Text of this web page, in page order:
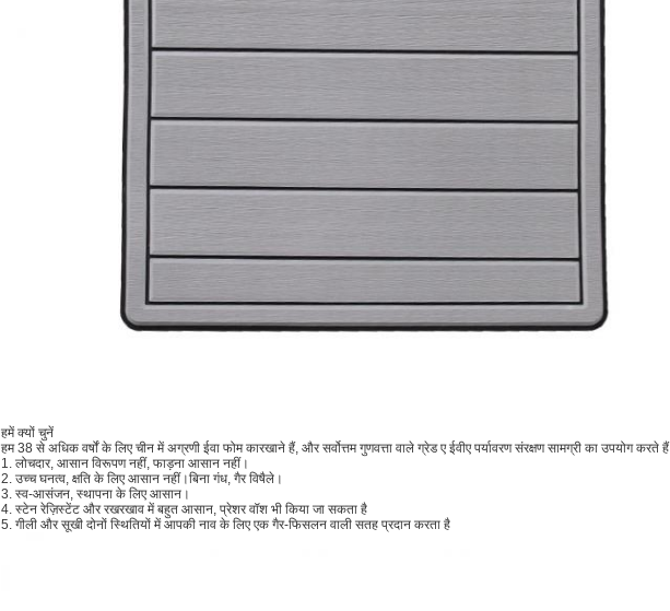
हमें क्यों चुनें
हम 38 से अधिक वर्षों के लिए चीन में अग्रणी ईवा फोम कारखाने हैं, और सर्वोत्तम गुणवत्ता वाले ग्रेड ए ईवीए पर्यावरण संरक्षण सामग्री का उपयोग करते हैं
1. लोचदार, आसान विरूपण नहीं, फाड़ना आसान नहीं।
2. उच्च घनत्व, क्षति के लिए आसान नहीं।बिना गंध, गैर विषैले।
3. स्व-आसंजन, स्थापना के लिए आसान।
4. स्टेन रेज़िस्टेंट और रखरखाव में बहुत आसान, प्रेशर वॉश भी किया जा सकता है
5. गीली और सूखी दोनों स्थितियों में आपकी नाव के लिए एक गैर-फिसलन वाली सतह प्रदान करता है